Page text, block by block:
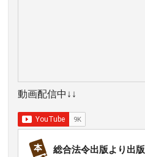
動画配信中↓↓
総合法令出版より出版